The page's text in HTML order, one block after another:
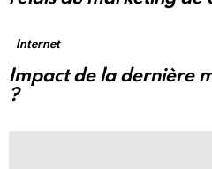
Internet
Impact de la dernière
?